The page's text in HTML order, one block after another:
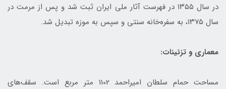
در سال ۱۳۵۵ در فهرست آثار ملی ایران ثبت شد و پس از مرمت در
سال ۱۳۷۵، به سفره‌خانه سنتی و سپس به موزه تبدیل شد.
معماری و تزئینات:
مساحت حمام سلطان امیراحمد 1102 متر مربع است. سقف‌های